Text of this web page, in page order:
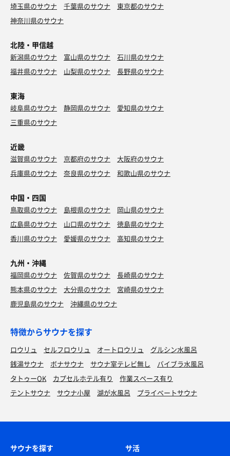
埼玉県のサウナ
千葉県のサウナ
東京都のサウナ
神奈川県のサウナ
北陸・甲信越
新潟県のサウナ 富山県のサウナ
石川県のサウナ
福井県のサウナ
山梨県のサウナ 長野県のサウナ
東海
岐阜県のサウナ 静岡県のサウナ
愛知県のサウナ
三重県のサウナ
近畿
滋賀県のサウナ 京都府のサウナ
大阪府のサウナ
兵庫県のサウナ
奈良県のサウナ 和歌山県のサウナ
中国・四国
鳥取県のサウナ 島根県のサウナ
岡山県のサウナ
広島県のサウナ
山口県のサウナ
徳島県のサウナ
香川県のサウナ
愛媛県のサウナ 高知県のサウナ
九州・沖縄
福岡県のサウナ 佐賀県のサウナ
長崎県のサウナ
熊本県のサウナ
大分県のサウナ
宮崎県のサウナ
鹿児島県のサウナ
沖縄県のサウナ
特徴からサウナを探す
ロウリュ セルフロウリュ オートロウリュ
グルシン水風呂
銭湯サウナ
ボナサウナ サウナ室テレビ無し
バイブラ水風呂
タトゥーOK
カプセルホテル有り
作業スペース有り
テントサウナ
サウナ小屋 湖が水風呂 プライベートサウナ
サウナを探す サ活